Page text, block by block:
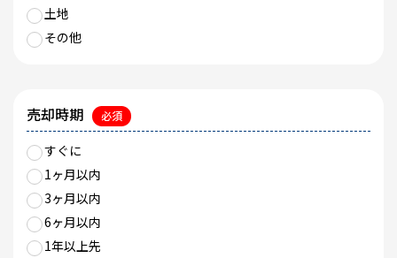
土地
その他
売却時期 必須
すぐに
1ヶ月以内
3ヶ月以内
6ヶ月以内
1年以上先